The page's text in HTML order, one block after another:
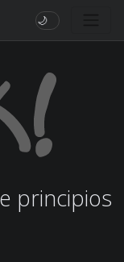
🌙
principios